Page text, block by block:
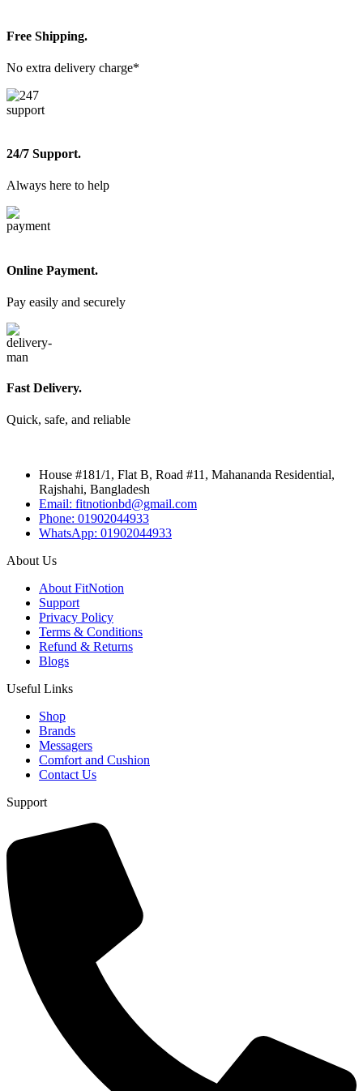
Free Shipping.
No extra delivery charge*
24/7 Support.
Always here to help
Online Payment.
Pay easily and securely
Fast Delivery.
Quick, safe, and reliable
House #181/1, Flat B, Road #11, Mahananda Residential,
Rajshahi, Bangladesh
Email: fitnotionbd@gmail.com
Phone: 01902044933
WhatsApp: 01902044933
About Us
About FitNotion
Support
Privacy Policy
Terms & Conditions
Refund & Returns
Blogs
Useful Links
Shop
Brands
Messagers
Comfort and Cushion
Contact Us
Support